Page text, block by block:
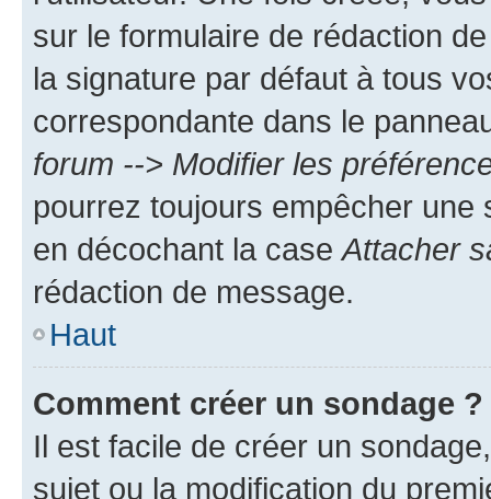
sur le formulaire de rédaction
la signature par défaut à tous
correspondante dans le
forum --> Modifier les
pourrez toujours empêcher une
en décochant la case Attacher
rédaction de message.
Haut
Comment créer un sondage ?
Il est facile de créer un
sujet ou la modification du